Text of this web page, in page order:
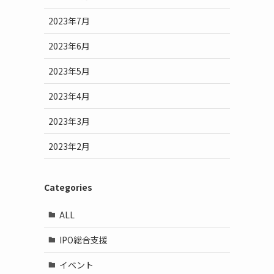
2023年7月
2023年6月
2023年5月
2023年4月
2023年3月
2023年2月
Categories
ALL
IPO総合支援
イベント